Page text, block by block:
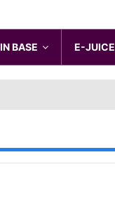
BASE E-JUICE